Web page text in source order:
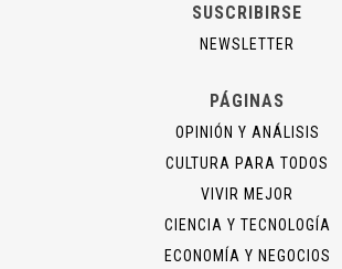
SUSCRIBIRSE
NEWSLETTER
PÁGINAS
OPINIÓN Y ANÁLISIS
CULTURA PARA TODOS
VIVIR MEJOR
CIENCIA Y TECNOLOGÍA
ECONOMÍA Y NEGOCIOS